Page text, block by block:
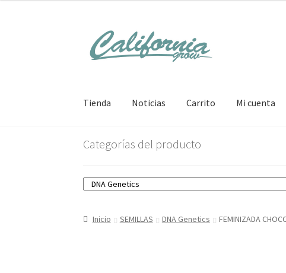
contenido
Tienda Noticias Carrito Mi cuenta
Categorías del producto
Inicio SEMILLAS DNA Genetics FEMINIZADA